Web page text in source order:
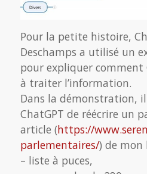
Pour la petite histoire,
Deschamps a utilisé un
pour expliquer comment
à traiter l’information.
Dans la démonstration,
ChatGPT de réécrire un
article (https://
parlementaires/) de mon
– liste à puces,